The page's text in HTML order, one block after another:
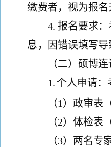
缴费者，视为报名
4. 报名要求
息，因错误填写
（二）硕博
1. 个人申请：
（1）政审表
（2）体检表
（3）两名专